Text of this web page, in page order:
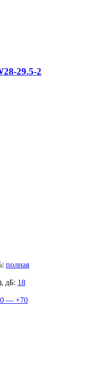
29.5-2
: полная
дБ: 18
— +70